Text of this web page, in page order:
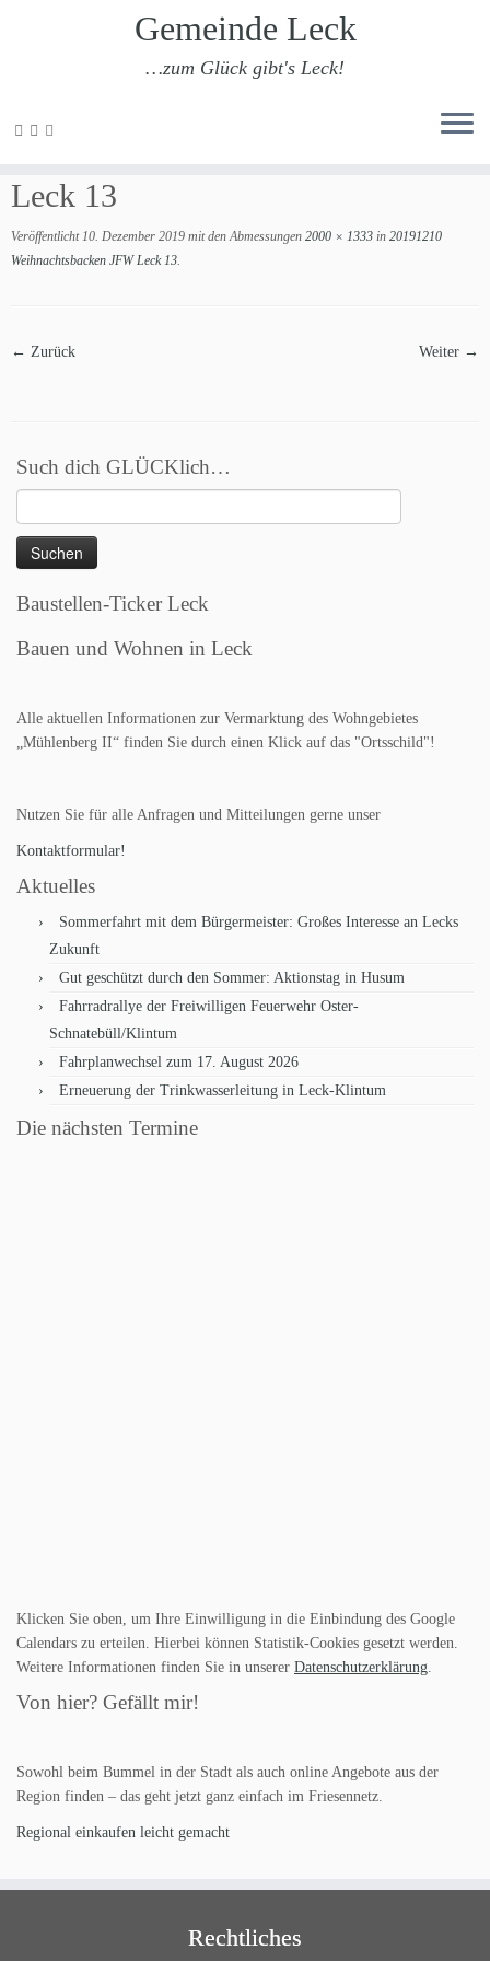
Zum
Gemeinde Leck
…zum Glück gibt's Leck!
Leck 13
Veröffentlicht 10. Dezember 2019 mit den Abmessungen 2000 × 1333 in 20191210
Weihnachtsbacken JFW Leck 13.
← Zurück Weiter →
Such dich GLÜCKlich…
nach:
Baustellen-Ticker Leck
Bauen und Wohnen in Leck
Alle aktuellen Informationen zur Vermarktung des Wohngebietes
„Mühlenberg II“ finden Sie durch einen Klick auf das "Ortsschild"!
Nutzen Sie für alle Anfragen und Mitteilungen gerne unser
Kontaktformular!
Aktuelles
Sommerfahrt mit dem Bürgermeister: Großes Interesse an Lecks
Zukunft
Gut geschützt durch den Sommer: Aktionstag in Husum
Fahrradrallye der Freiwilligen Feuerwehr Oster-
Schnatebüll/Klintum
Fahrplanwechsel zum 17. August 2026
Erneuerung der Trinkwasserleitung in Leck-Klintum
Die nächsten Termine
Klicken Sie oben, um Ihre Einwilligung in die Einbindung des Google
Calendars zu erteilen. Hierbei können Statistik-Cookies gesetzt werden.
Weitere Informationen finden Sie in unserer Datenschutzerklärung.
Von hier? Gefällt mir!
Sowohl beim Bummel in der Stadt als auch online Angebote aus der
Region finden – das geht jetzt ganz einfach im Friesennetz.
Regional einkaufen leicht gemacht
Rechtliches